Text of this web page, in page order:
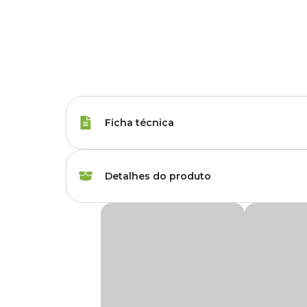
Ficha técnica
Peso da Ração 800 g
Detalhes do produto